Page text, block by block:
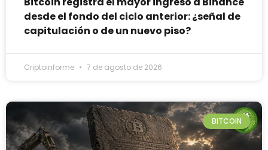
desde el fondo del ciclo anterior: ¿señal de
capitulación o de un nuevo piso?
Criptoinforme 7 de agosto de 2026
BITCOIN